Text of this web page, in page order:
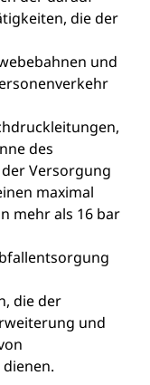
die der
und
des
Versorgung
maximal
mehr als 16 bar
die der
und